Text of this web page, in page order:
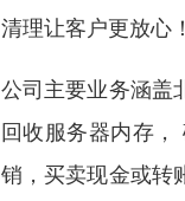
清理让客户更放心！
公司主要业务涵盖
回收服务器内存
销，买卖现金或转